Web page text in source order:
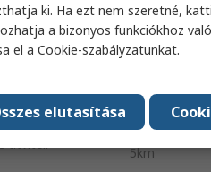
jóváhagyások
IEC 60068-2-
2-2, IEC
Többmódú
átviteli
5km
ki. Ha ezt nem szeretné,
a bizonyos funkciókhoz
el a Cookie-szabályzatunkat.
elutasítása